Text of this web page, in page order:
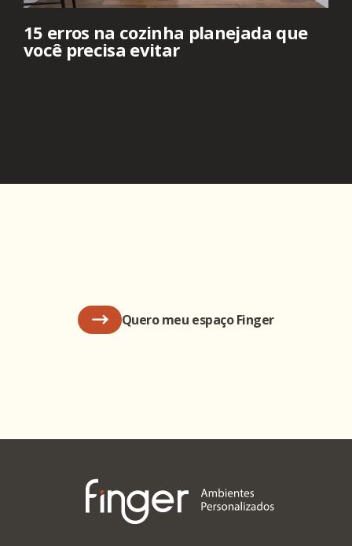
15 erros na cozinha planejada que
você precisa evitar
Quero meu espaço Finger